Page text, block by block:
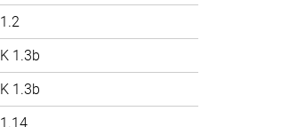
1.2
K 1.3b
K 1.3b
1.14